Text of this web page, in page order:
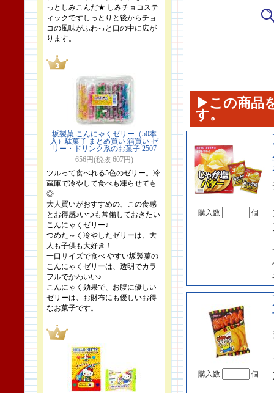
っとしみこんだ★ しみチョコステ
ィックですしっとりと後からチョ
コの風味がふわっと口の中に広が
ります。
坂製菓 こんにゃくゼリー（50本
入）駄菓子 まとめ買い 箱買い ゼ
リー・ドリンク系のお菓子 2507
656円(税抜 607円)
ツルって食べれる5色のゼリー。冷
蔵庫で冷やして食べも凍らせても
◎
大人買いがおすすめの、この食感
とお得感♪いつも常備しておきたい
こんにゃくゼリー♪
つめた～く冷やしたゼリーは、大
人も子供も大好き！
一口サイズで食べ やすい坂製菓の
こんにゃくゼリーは、透明でカラ
フルでかわいい♪
こんにゃく効果で、お腹に優しい
ゼリーは、お財布にも優しいお得
なお菓子です。
▶この商品
す。
購入数 個
購入数 個